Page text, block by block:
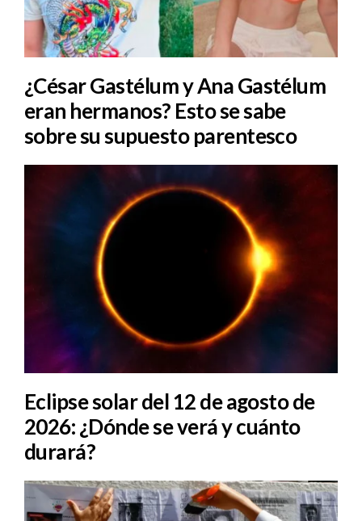
¿César Gastélum y Ana Gastélum
eran hermanos? Esto se sabe
sobre su supuesto parentesco
Eclipse solar del 12 de agosto de
2026: ¿Dónde se verá y cuánto
durará?